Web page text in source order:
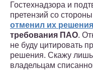
Гостехнадзора и
претензий со
отменил их решения
требования ПАО.
не буду цитировать
решения. Скажу
владельцам